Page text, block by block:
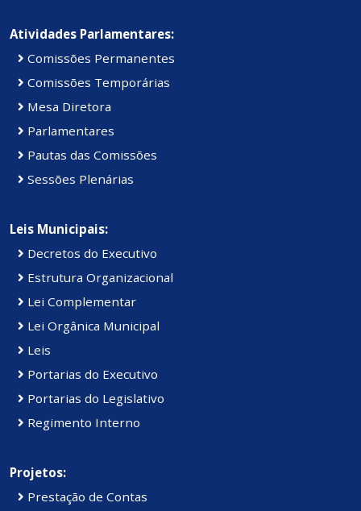
Atividades Parlamentares:
Comissões Permanentes
Comissões Temporárias
Mesa Diretora
Parlamentares
Pautas das Comissões
Sessões Plenárias
Leis Municipais:
Decretos do Executivo
Estrutura Organizacional
Lei Complementar
Lei Orgânica Municipal
Leis
Portarias do Executivo
Portarias do Legislativo
Regimento Interno
Projetos:
Prestação de Contas